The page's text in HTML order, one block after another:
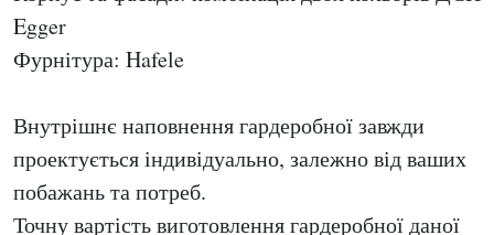
Egger
Фурнітура: Hafele
Внутрішнє наповнення гардеробної завжди
проектується індивідуально, залежно від ваших
побажань та потреб.
Точну вартість виготовлення гардеробної даної